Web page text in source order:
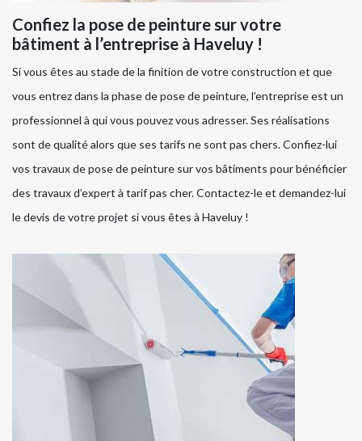
Confiez la pose de peinture sur votre
bâtiment à l’entreprise à Haveluy !
Si vous êtes au stade de la finition de votre construction et que
vous entrez dans la phase de pose de peinture, l’entreprise est un
professionnel à qui vous pouvez vous adresser. Ses réalisations
sont de qualité alors que ses tarifs ne sont pas chers. Confiez-lui
vos travaux de pose de peinture sur vos bâtiments pour bénéficier
des travaux d’expert à tarif pas cher. Contactez-le et demandez-lui
le devis de votre projet si vous êtes à Haveluy !